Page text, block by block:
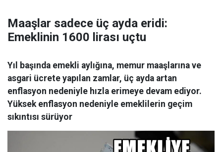
Maaşlar sadece üç ayda eridi:
Emeklinin 1600 lirası uçtu
Yıl başında emekli aylığına, memur maaşlarına ve
asgari ücrete yapılan zamlar, üç ayda artan
enflasyon nedeniyle hızla erimeye devam ediyor.
Yüksek enflasyon nedeniyle emeklilerin geçim
sıkıntısı sürüyor